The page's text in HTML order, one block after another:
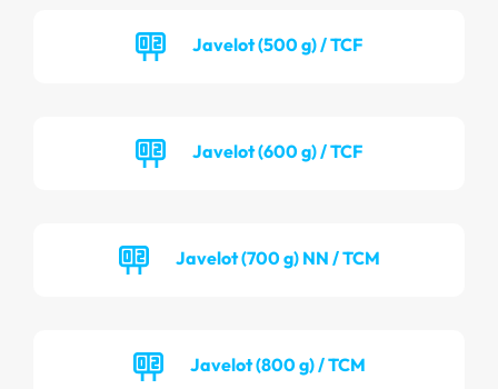
Javelot (500 g) / TCF
Javelot (600 g) / TCF
Javelot (700 g) NN / TCM
Javelot (800 g) / TCM